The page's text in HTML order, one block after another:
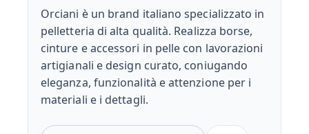
Orciani è un brand italiano specializzato in
pelletteria di alta qualità. Realizza borse,
cinture e accessori in pelle con lavorazioni
artigianali e design curato, coniugando
eleganza, funzionalità e attenzione per i
materiali e i dettagli.